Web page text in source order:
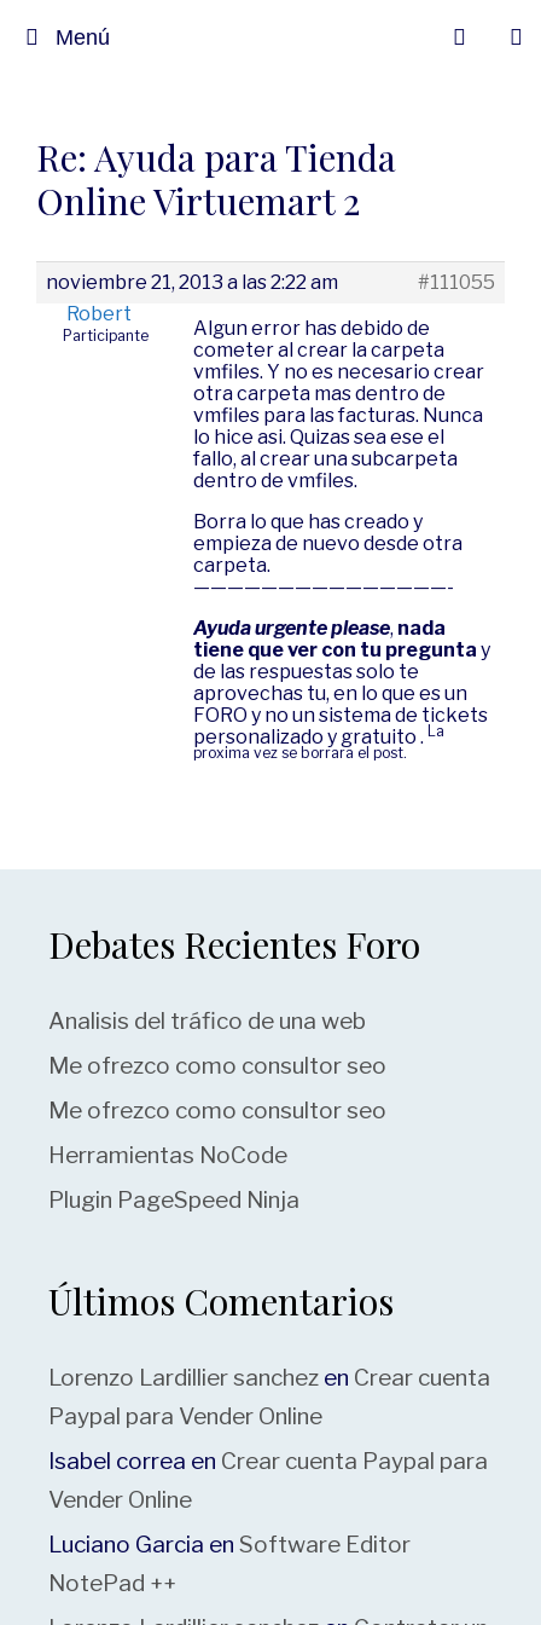
Menú
Re: Ayuda para Tienda
Online Virtuemart 2
noviembre 21, 2013 a las 2:22 am
#111055
Robert
Participante
Algun error has debido de
cometer al crear la carpeta
vmfiles. Y no es necesario crear
otra carpeta mas dentro de
vmfiles para las facturas. Nunca
lo hice asi. Quizas sea ese el
fallo, al crear una subcarpeta
dentro de vmfiles.
Borra lo que has creado y
empieza de nuevo desde otra
carpeta.
———————————————-
Ayuda urgente please, nada
tiene que ver con tu pregunta y
de las respuestas solo te
aprovechas tu, en lo que es un
FORO y no un sistema de tickets
personalizado y gratuito . La
proxima vez se borrara el post.
Debates Recientes Foro
Analisis del tráfico de una web
Me ofrezco como consultor seo
Me ofrezco como consultor seo
Herramientas NoCode
Plugin PageSpeed Ninja
Últimos Comentarios
Lorenzo Lardillier sanchez en Crear cuenta
Paypal para Vender Online
Isabel correa en Crear cuenta Paypal para
Vender Online
Luciano Garcia en Software Editor
NotePad ++